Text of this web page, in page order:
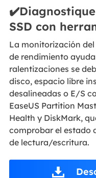
SSD con
La monitorización
de rendimiento
ralentizaciones se
disco, espacio libre
desalineadas o E/S
EaseUS Partition
Health y DiskMark,
comprobar el estado
de lectura/escritura.